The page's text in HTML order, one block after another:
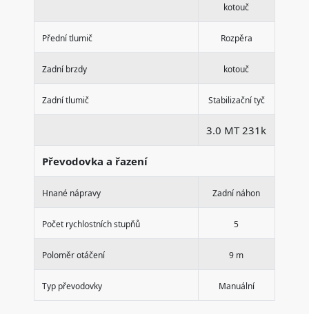
kotouč
Přední tlumič Rozpěra
Zadní brzdy kotouč
Zadní tlumič Stabilizační tyč
3.0 MT 231k
Převodovka a řazení
Hnané nápravy Zadní náhon
Počet rychlostních stupňů 5
Poloměr otáčení 9 m
Typ převodovky Manuální